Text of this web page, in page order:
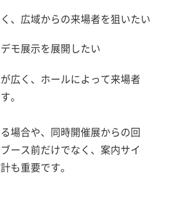
、広域からの来場者を狙いたい
モ展示を展開したい
広く、ホールによって来場者
。
場合や、同時開催展からの回
ース前だけでなく、案内サイ
も重要です。